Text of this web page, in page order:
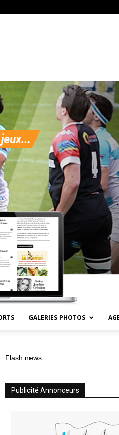
GALERIES PHOTOS
Flash news :
Publicité Annonceurs